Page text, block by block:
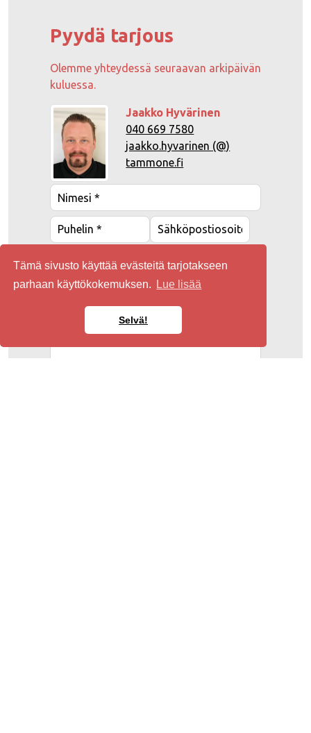
Tämä sivusto käyttää evästeitä tarjotakseen
parhaan käyttökokemuksen.
Lue lisää
Selvä!
Pyydä tarjous
Olemme yhteydessä seuraavan arkipäivän
kuluessa.
Jaakko Hyvärinen
040 669 7580
jaakko.hyvarinen (@)
tammone.fi